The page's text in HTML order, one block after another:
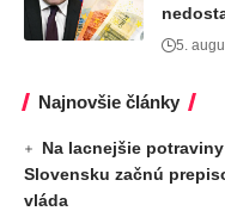
5.
Najnovšie články
Na lacnejšie
Slovensku začnú
vláda